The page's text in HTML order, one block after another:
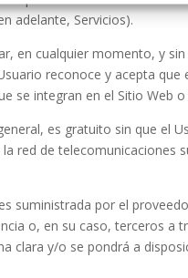
adelante, Servicios).
en cualquier momento, y
reconoce y acepta
se integran en el Sitio Web
es gratuito sin que el
red de
suministrada por el
o, en su caso, terceros a
clara y/o se pondrá a